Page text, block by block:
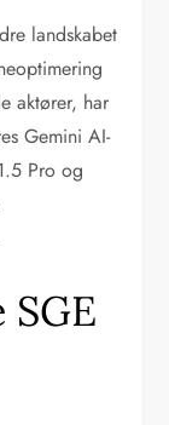
landskabet
aktører, har
Gemini AI-
Pro og